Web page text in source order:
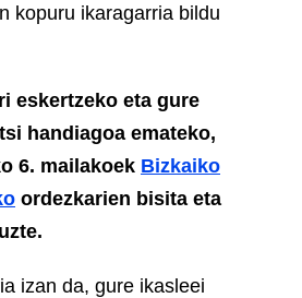
kopuru ikaragarria bildu
eskertzeko eta gure
handiagoa emateko,
6. mailakoek Bizkaiko
ordezkarien bisita eta
izan da, gure ikasleei